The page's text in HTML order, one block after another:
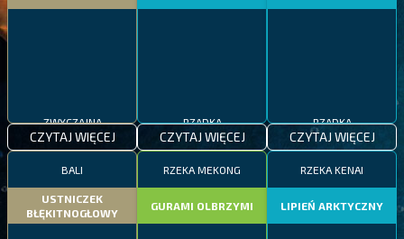
CZYTAJ WIĘCEJ CZYTAJ WIĘCEJ CZYTAJ WIĘCEJ
BALI
USTNICZEK
BŁĘKITNOGŁOWY
RZEKA MEKONG
GURAMI OLBRZYMI
RZEKA KENAI
LIPIEŃ ARKTYCZNY